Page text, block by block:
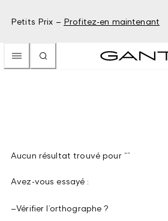
Petits Prix – Profitez-en maintenant
Aucun résultat trouvé pour “”
Avez-vous essayé :
–Vérifier l’orthographe ?